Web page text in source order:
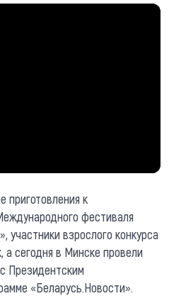
приготовления к
фестиваля
участники взрослого конкурса
сегодня в Минске провели
Президентским
«Беларусь.Новости».